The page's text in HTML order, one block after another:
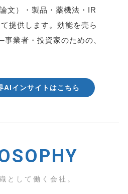
文）・製品・薬機法・IR
提供します。効能を売ら
業者・投資家のための、
AIインサイトはこちら
として働く会社。